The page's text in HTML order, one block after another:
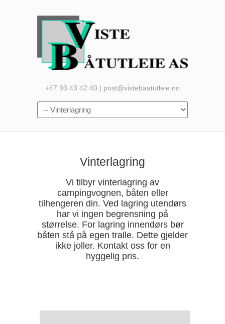
+47 93 43 42 40 | post@vistebaatutleie.no
Vinterlagring
Vi tilbyr vinterlagring av
campingvognen, båten eller
tilhengeren din. Ved lagring utendørs
har vi ingen begrensning på
størrelse. For lagring innendørs bør
båten stå på egen tralle. Dette gjelder
ikke joller. Kontakt oss for en
hyggelig pris.